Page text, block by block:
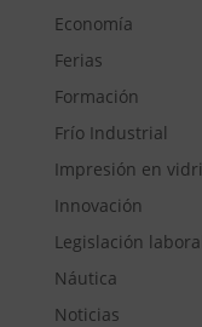
Economía
Ferias
Formación
Frío Industrial
Impresión en
Innovación
Legislación laboral
Náutica
Noticias